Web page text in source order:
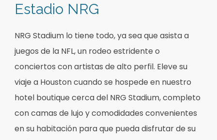
Estadio NRG
NRG Stadium lo tiene todo, ya sea que asista a
juegos de la NFL, un rodeo estridente o
conciertos con artistas de alto perfil. Eleve su
viaje a Houston cuando se hospede en nuestro
hotel boutique cerca del NRG Stadium, completo
con camas de lujo y comodidades convenientes
en su habitación para que pueda disfrutar de su